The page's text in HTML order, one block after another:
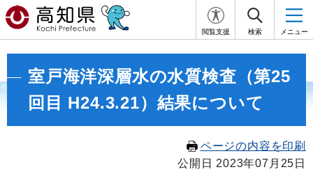
閲覧支援 検索 メニュー
室戸海洋深層水の水質検査（第25
回目 H24.3.21）結果について
ページの内容を印刷
公開日 2023年07月25日